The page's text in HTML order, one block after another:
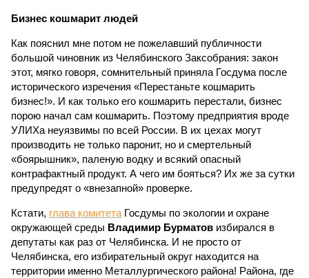
Бизнес кошмарит людей
Как пояснил мне потом не пожелавший публичности
большой чиновник из Челябинского Заксобрания: закон
этот, мягко говоря, сомнительный приняла Госдума после
исторического изречения «Перестаньте кошмарить
бизнес!». И как только его кошмарить перестали, бизнес
порою начал сам кошмарить. Поэтому предприятия вроде
УЛИХа неуязвимы по всей России. В их цехах могут
производить не только паронит, но и смертельный
«боярышник», паленую водку и всякий опасный
контрафактный продукт. А чего им бояться? Их же за сутки
предупредят о «внезапной» проверке.
Кстати, глава комитета Госдумы по экологии и охране
окружающей среды Владимир Бурматов избирался в
депутаты как раз от Челябинска. И не просто от
Челябинска, его избирательный округ находится на
территории именно Металлургического района! Района, где